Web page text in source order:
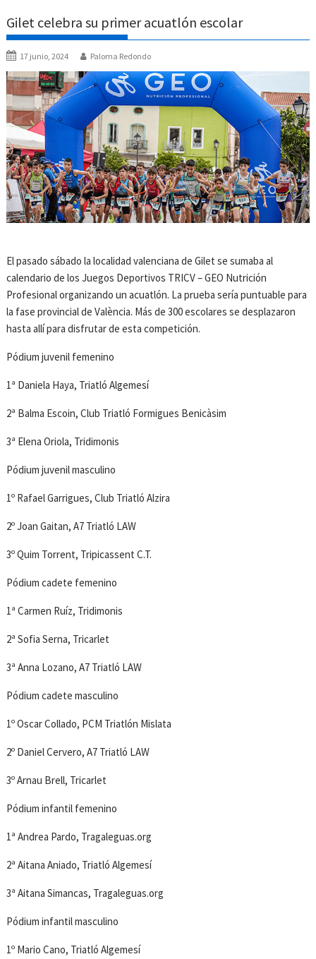
Gilet celebra su primer acuatlón escolar
17 junio, 2024 Paloma Redondo
El pasado sábado la localidad valenciana de Gilet se sumaba al
calendario de los Juegos Deportivos TRICV – GEO Nutrición
Profesional organizando un acuatlón. La prueba sería puntuable para
la fase provincial de València. Más de 300 escolares se desplazaron
hasta allí para disfrutar de esta competición.
Pódium juvenil femenino
1ª Daniela Haya, Triatló Algemesí
2ª Balma Escoin, Club Triatló Formigues Benicàsim
3ª Elena Oriola, Tridimonis
Pódium juvenil masculino
1º Rafael Garrigues, Club Triatló Alzira
2º Joan Gaitan, A7 Triatló LAW
3º Quim Torrent, Tripicassent C.T.
Pódium cadete femenino
1ª Carmen Ruíz, Tridimonis
2ª Sofia Serna, Tricarlet
3ª Anna Lozano, A7 Triatló LAW
Pódium cadete masculino
1º Oscar Collado, PCM Triatlón Mislata
2º Daniel Cervero, A7 Triatló LAW
3º Arnau Brell, Tricarlet
Pódium infantil femenino
1ª Andrea Pardo, Tragaleguas.org
2ª Aitana Aniado, Triatló Algemesí
3ª Aitana Simancas, Tragaleguas.org
Pódium infantil masculino
1º Mario Cano, Triatló Algemesí